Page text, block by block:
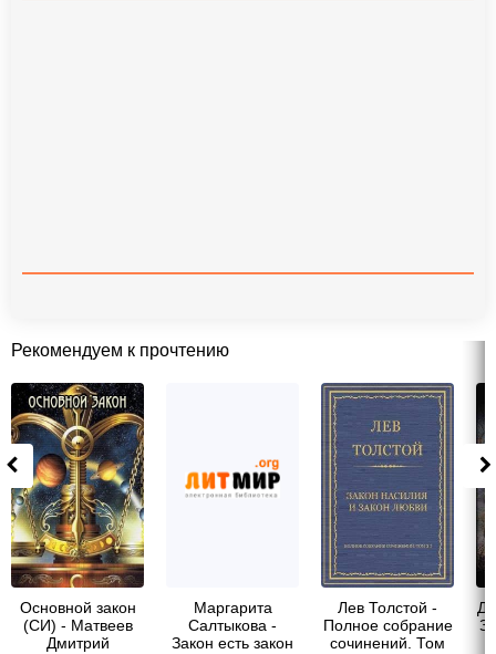
Рекомендуем к прочтению
Основной закон
(СИ) - Матвеев
Дмитрий
Маpгаpита
Салтыкова -
Закон есть закон
Лев Толстой -
Полное собрание
сочинений. Том